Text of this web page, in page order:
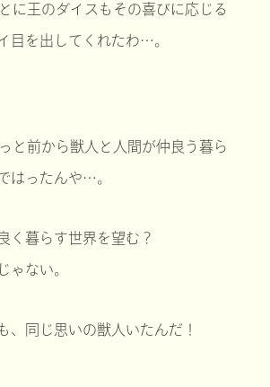
に王のダイスもその喜びに応じる
目を出してくれたわ…。
と前から獣人と人間が仲良う暮ら
はったんや…。
く暮らす世界を望む？
ゃない。
、同じ思いの獣人いたんだ！